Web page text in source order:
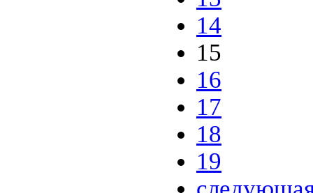
14
15
16
17
18
19